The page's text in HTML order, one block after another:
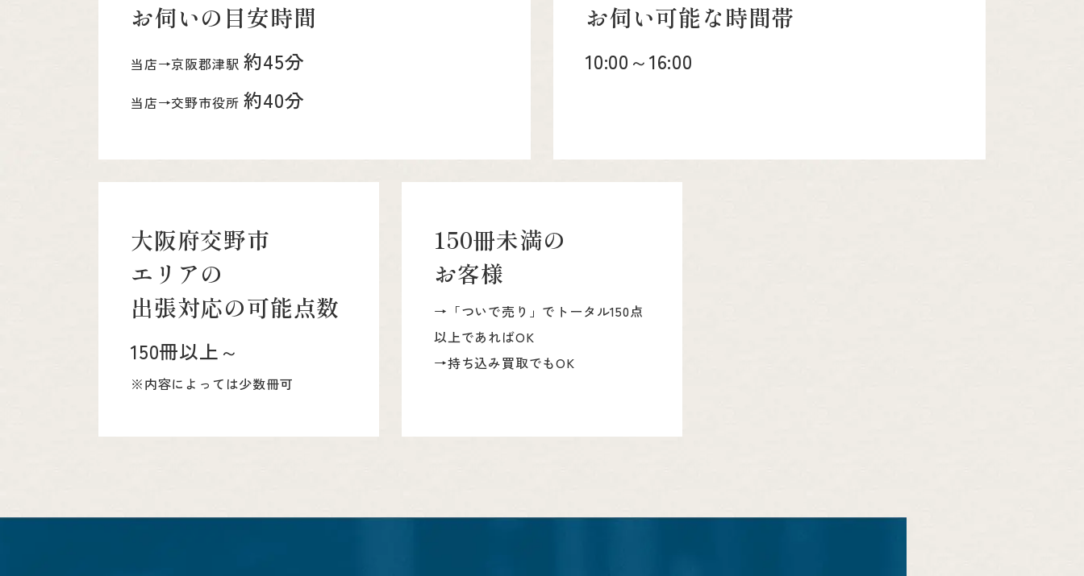
お伺いの目安時間
当店→京阪郡津駅 約45分
当店→交野市役所 約40分
お伺い可能な時間帯
10:00～16:00
大阪府交野市
エリアの
出張対応の可能点数
150冊以上～
※内容によっては少数冊可
150冊未満の
お客様
→「ついで売り」でトータル150点
以上であればOK
→持ち込み買取でもOK